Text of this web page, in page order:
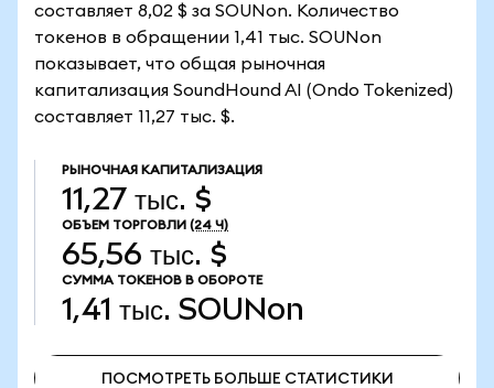
составляет 8,02 $ за SOUNon. Количество
токенов в обращении 1,41 тыс. SOUNon
показывает, что общая рыночная
капитализация SoundHound AI (Ondo Tokenized)
составляет 11,27 тыс. $.
РЫНОЧНАЯ КАПИТАЛИЗАЦИЯ
11,27 тыс. $
ОБЪЕМ ТОРГОВЛИ (24 Ч)
65,56 тыс. $
СУММА ТОКЕНОВ В ОБОРОТЕ
1,41 тыс. SOUNon
ПОСМОТРЕТЬ БОЛЬШЕ СТАТИСТИКИ